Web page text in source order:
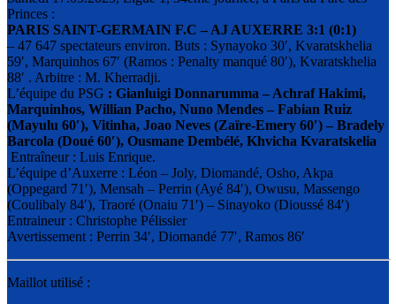
Princes :
PARIS SAINT-GERMAIN F.C – AJ AUXERRE 3:1 (0:1)
– 47 647 spectateurs environ. Buts : Synayoko 30′, Kvaratskhelia
59′, Marquinhos 67′ (Ramos : Penalty manqué 80′), Kvaratskhelia
88′ . Arbitre : M. Kherradji.
L’équipe du PSG : Gianluigi Donnarumma – Achraf Hakimi,
Marquinhos, Willian Pacho, Nuno Mendes – Fabian Ruiz
(Mayulu 60′), Vitinha, Joao Neves (Zaïre-Emery 60′) – Bradely
Barcola (Doué 60′), Ousmane Dembélé, Khvicha Kvaratskelia
Entraîneur : Luis Enrique.
L’équipe d’Auxerre : Léon – Joly, Diomandé, Osho, Akpa
(Oppegard 71′), Mensah – Perrin (Ayé 84′), Owusu, Massengo
(Coulibaly 84′), Traoré (Onaiu 71′) – Sinayoko (Dioussé 84′)
Entraineur : Christophe Pélissier
Avertissement : Perrin 34′, Diomandé 77′, Ramos 86′
Maillot utilisé :